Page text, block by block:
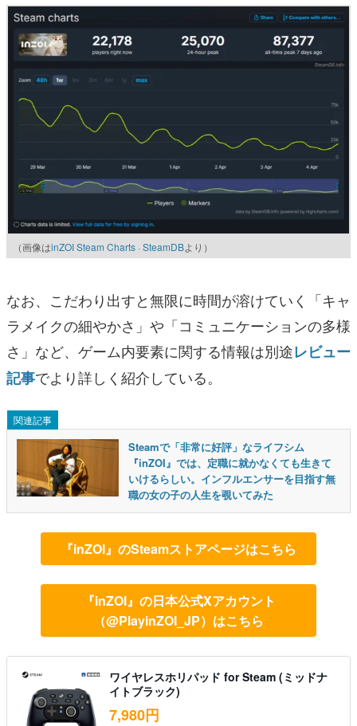
（画像はinZOI Steam Charts · SteamDBより）
なお、こだわり出すと無限に時間が溶けていく「キャ
ラメイクの細やかさ」や「コミュニケーションの多様
さ」など、ゲーム内要素に関する情報は別途レビュー
記事でより詳しく紹介している。
関連記事
Steamで「非常に好評」なライフシム
『inZOI』では、定職に就かなくても生きて
いけるらしい。インフルエンサーを目指す無
職の女の子の人生を覗いてみた
『inZOI』のSteamストアページはこちら
『inZOI』の日本公式Xアカウント
（@PlayinZOI_JP）はこちら
ワイヤレスホリパッド for Steam (ミッドナ
イトブラック)
7,980円